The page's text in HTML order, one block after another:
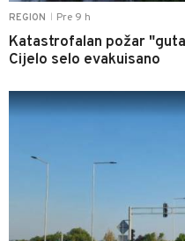
REGION Pre 9 h
Katastrofalan požar
Cijelo selo evakuisano